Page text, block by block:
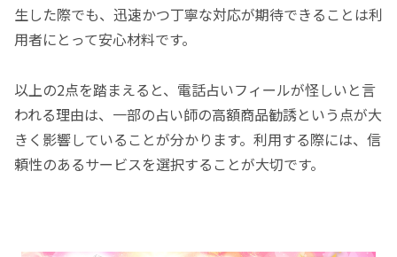
生した際でも、迅速かつ丁寧な対応が期待できることは利
用者にとって安心材料です。
以上の2点を踏まえると、電話占いフィールが怪しいと言
われる理由は、一部の占い師の高額商品勧誘という点が大
きく影響していることが分かります。利用する際には、信
頼性のあるサービスを選択することが大切です。